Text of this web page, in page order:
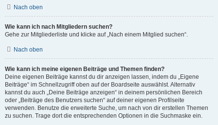
Nach oben
Wie kann ich nach Mitgliedern suchen?
Gehe zur Mitgliederliste und klicke auf „Nach einem Mitglied suchen“.
Nach oben
Wie kann ich meine eigenen Beiträge und Themen finden?
Deine eigenen Beiträge kannst du dir anzeigen lassen, indem du „Eigene
Beiträge“ im Schnellzugriff oben auf der Boardseite auswählst. Alternativ
kannst du auch „Deine Beiträge anzeigen“ in deinem persönlichen Bereich
oder „Beiträge des Benutzers suchen“ auf deiner eigenen Profilseite
verwenden. Benutze die erweiterte Suche, um nach von dir erstellen Themen
zu suchen. Trage dort die entsprechenden Optionen in die Suchmaske ein.